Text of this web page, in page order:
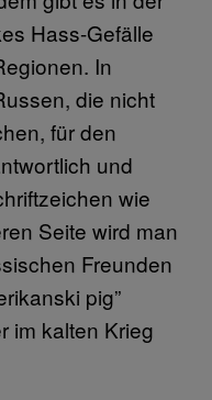
Hass-Gefälle
In
die nicht
für den
und
wie
Seite wird man
Freunden
pig”
im kalten Krieg